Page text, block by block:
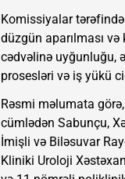
Komissiyalar
düzgün aparılması
cədvəlinə uyğunluğu,
prosesləri və iş yükü
Rəsmi məlumata
cümlədən Sabunçu,
İmişli və Biləsuvar
Kliniki Uroloji